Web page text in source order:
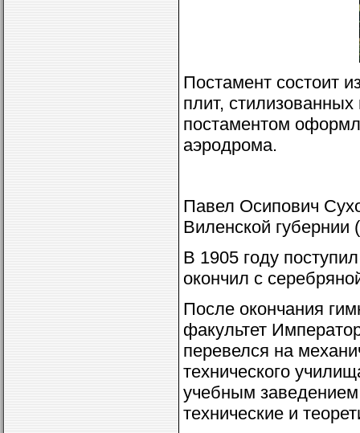
Постамент состоит
плит,
постаментом
аэродрома.
Павел Осипович
Виленской губернии
В 1905 году
окончил с
После окончания
факультет
перевелся на
технического
учебным заведением
технические и